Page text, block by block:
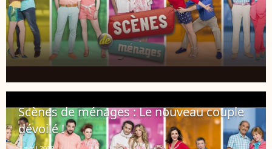
Scènes de ménages : Le nouveau couple
dévoilé !